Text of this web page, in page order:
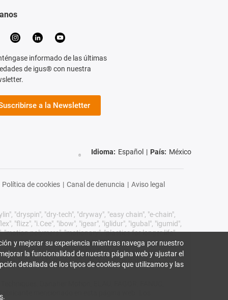
informado de las últimas
de igus® con nuestra
a la Newsletter
Idioma: Español | País: México
Política de cookies | Canal de denuncia | Aviso legal
"dryspin", "dry-tech", "dryway", "easy chain", "e-chain",
"flizz", "i.Cee", "ibow", "igear", "iglidur", "igubal", "igumid",
"motion polymers", "motionary", "plastics for longer life",
"take the dryway", "tribofilament", "tribotape",
SE & Co. KG en la República Federal de Alemania y
la Unión Europea, EE.UU. y/u otros países o
y mejorar su experiencia mientras navega por nuestro
la funcionalidad de nuestra página web y ajustar el
detallada de los tipos de cookies que utilizamos y las
.